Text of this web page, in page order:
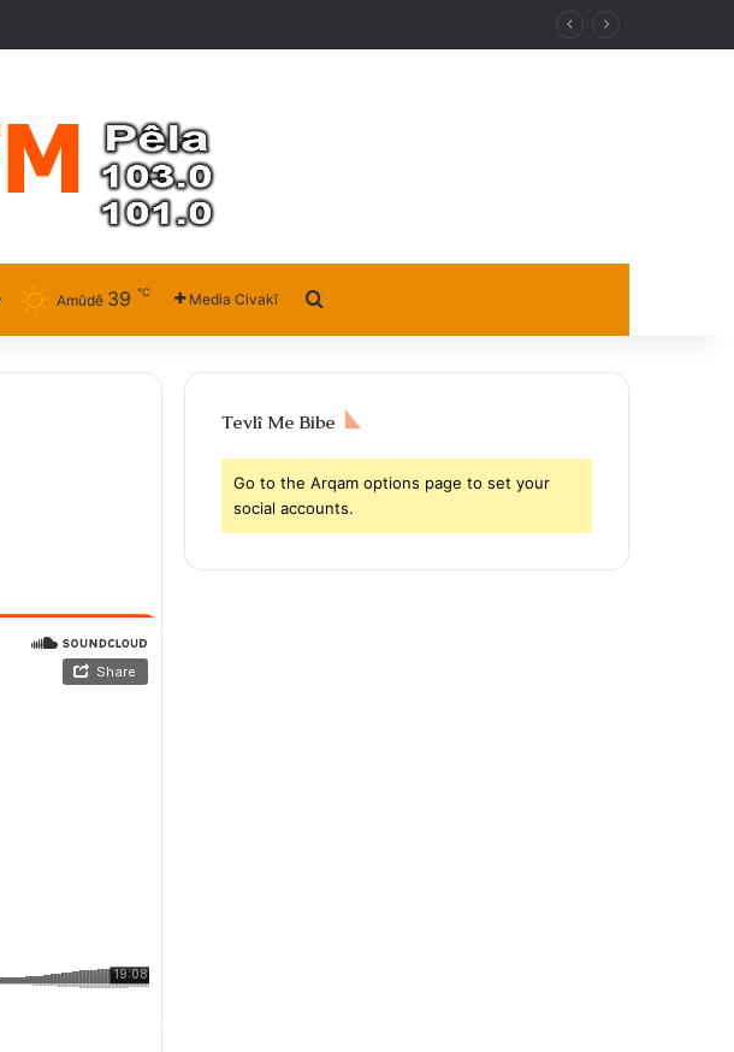
Amûdê 39 ℃ Media Civakî
Tevlî Me Bibe
Go to the Arqam options page to set your
social accounts.